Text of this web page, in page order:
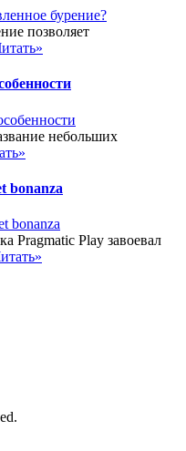
позволяет
небольших
bonanza
Pragmatic Play завоевал